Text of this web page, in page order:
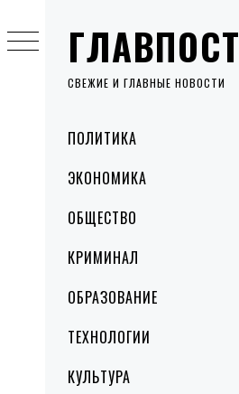
ГЛАВПОСТ
СВЕЖИЕ И ГЛАВНЫЕ НОВОСТИ
MenuПОЛИТИКА
ЭКОНОМИКА
ОБЩЕСТВО
КРИМИНАЛ
ОБРАЗОВАНИЕ
ТЕХНОЛОГИИ
КУЛЬТУРА
to
content